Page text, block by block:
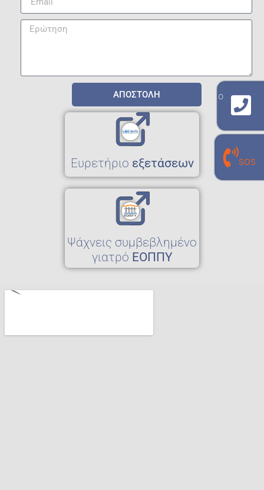
ΑΠΟΣΤΟΛΗ
Eυρετήριο εξετάσεων
Ψάχνεις συμβεβλημένο
γιατρό ΕΟΠΠΥ
γραμμή επικοινωνίας με το εργαστήριο
210 940 8909
γραμμή επικοινωνίας με τον
προσωπικό σου εργαστηριακό γιατρό
210 940 0496
SOS